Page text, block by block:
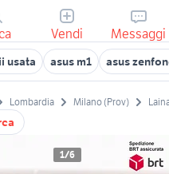
Vendi Messaggi
usata asus m1 asus
Lombardia Milano (Prov)
1/6